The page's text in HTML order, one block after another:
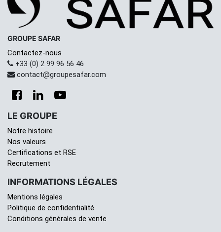
GROUPE SAFAR
Contactez-nous
+33 (0) 2 99 96 56 46
contact@groupesafar.com
LE GROUPE
Notre histoire
Nos valeurs
Certifications et RSE
Recrutement
INFORMATIONS LÉGALES
Mentions légales
Politique de confidentialité
Conditions générales de vente